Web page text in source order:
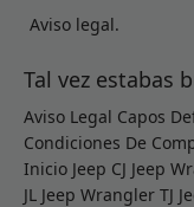
Aviso legal.
Tal vez estabas
Aviso Legal Capos
Condiciones De
Inicio Jeep CJ Jeep
JL Jeep Wrangler TJ